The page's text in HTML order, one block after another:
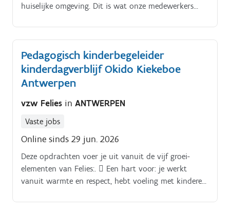
huiselijke omgeving. Dit is wat onze medewerkers
Pedagogisch kinderbegeleider
kinderdagverblijf Okido Kiekeboe
Antwerpen
vzw Felies in ANTWERPEN
Vaste jobs
Online sinds 29 jun. 2026
Deze opdrachten voer je uit vanuit de vijf groei-
elementen van Felies:.  Een hart voor: je werkt
vanuit warmte en respect, hebt voeling met kinderen